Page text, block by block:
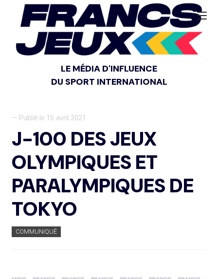
LE MÉDIA D'INFLUENCE
DU SPORT INTERNATIONAL
— Publié le 15 avril 2021
J-100 DES JEUX
OLYMPIQUES ET
PARALYMPIQUES DE
TOKYO
COMMUNIQUÉ